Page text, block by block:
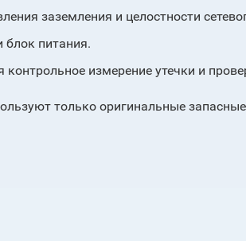
заземления и целостности
блок питания.
измерение утечки и
только оригинальные